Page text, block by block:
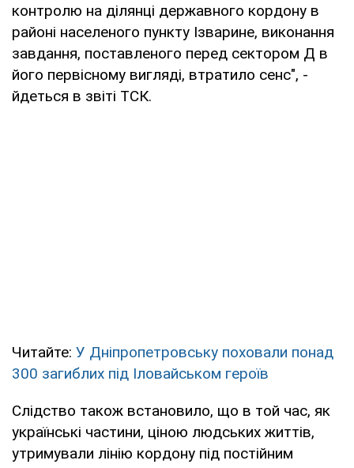
контролю на ділянці державного кордону в
районі населеного пункту Ізварине, виконання
завдання, поставленого перед сектором Д в
його первісному вигляді, втратило сенс", -
йдеться в звіті ТСК.
Читайте: У Дніпропетровську поховали понад
300 загиблих під Іловайськом героїв
Слідство також встановило, що в той час, як
українські частини, ціною людських життів,
утримували лінію кордону під постійним